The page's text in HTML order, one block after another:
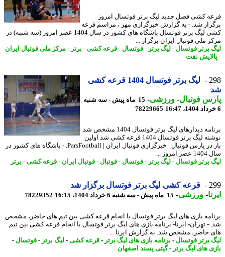
کشی فصل جدید لیگ برتر فوتسال امروز
شد. - به گزارش خبرگزاری مهر ، مراسم قرعه
کشی لیگ برتر فوتسال باشگاه های کشور در سال 1404 عصر امروز (سه شنبه) در
ملی فوتبال ایران برگزار ...
برتر فوتسال-لیگ برتر - فوتسال-قرعه کشی-برتر - مرکز ملی فوتبال ایران
نفت
لیگ برتر فوتسال 1404 قرعه کشی
فوتبال-ورزشی-
15 ماه پیش - سه شنبه
78229665
برنامه دیدارهای لیگ برتر فوتسال 1404 مشخص شد.
نوشته لیگ برتر فوتسال 1404 قرعه کشی شد اولین
بار در پارس فوتبال | خبرگزاری فوتبال ایران | ParsFootball. - باشگاه های کشور در
...
برتر فوتسال-لیگ برتر - فوتسال-فوتبال-فوتبال ایران - قرعه کشی-برتر
قرعه کشی لیگ برتر فوتسال برگزار شد
-ورزشی-15 ماه پیش - سه شنبه 6 خرداد 1404، 16:15 78229352
بازی های لیگ برتر فوتسال با انجام قرعه کشی بین تیم های حاضر، مشخص
- تهران- ایرنا- برنامه بازی های لیگ برتر فوتسال با انجام قرعه کشی بین تیم
حاضر، مشخص شد. به گزارش ایرنا ...
برتر فوتسال-برنامه بازی های لیگ برتر - قرعه کشی-لیگ برتر - فوتسال-
های لیگ برتر - گیتی پسند اصفهان